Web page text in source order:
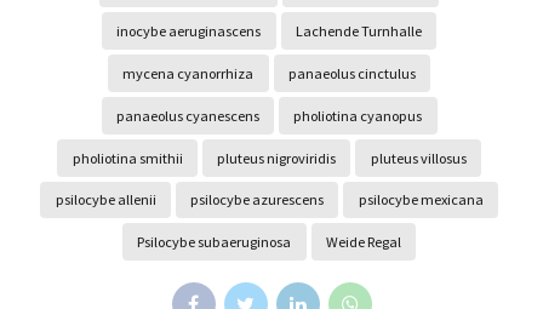
inocybe aeruginascens Lachende Turnhalle
mycena cyanorrhiza panaeolus cinctulus
panaeolus cyanescens pholiotina cyanopus
pholiotina smithii pluteus nigroviridis pluteus villosus
psilocybe allenii psilocybe azurescens psilocybe mexicana
Psilocybe subaeruginosa Weide Regal